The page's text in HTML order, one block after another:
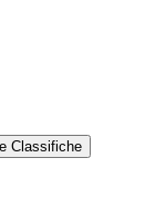
Classifiche